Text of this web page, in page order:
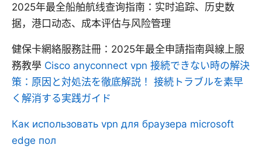
2025年最全船舶航线查询指南：实时追踪、历史数
据，港口动态、成本评估与风险管理
健保卡網絡服務註冊：2025年最全申請指南與線上服
務教學 Cisco anyconnect vpn 接続できない時の解決
策：原因と対処法を徹底解説！ 接続トラブルを素早
く解消する実践ガイド
Как использовать vpn для браузера microsoft
edge пол